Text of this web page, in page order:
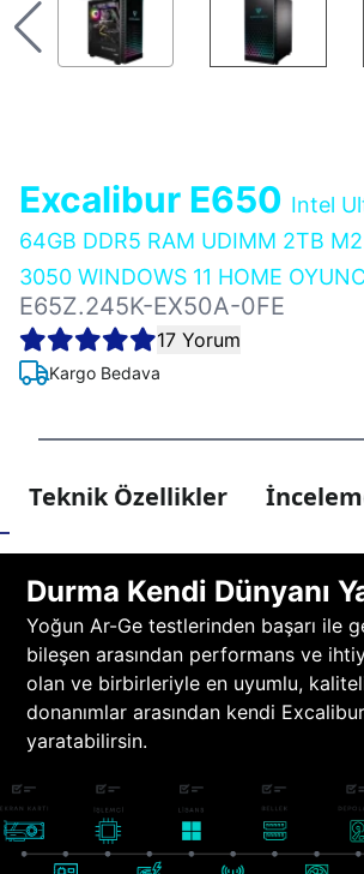
Excalibur E650 Intel
64GB DDR5 RAM UDIMM 2TB
3050 WINDOWS 11 HOME
E65Z.245K-EX50A-0FE
17 Yorum
Kargo Bedava
Teknik Özellikler
Durma Kendi Dünyanı
Yoğun Ar-Ge testlerinden başarı ile
bileşen arasından performans ve
olan ve birbirleriyle en uyumlu,
donanımlar arasından kendi
yaratabilirsin.